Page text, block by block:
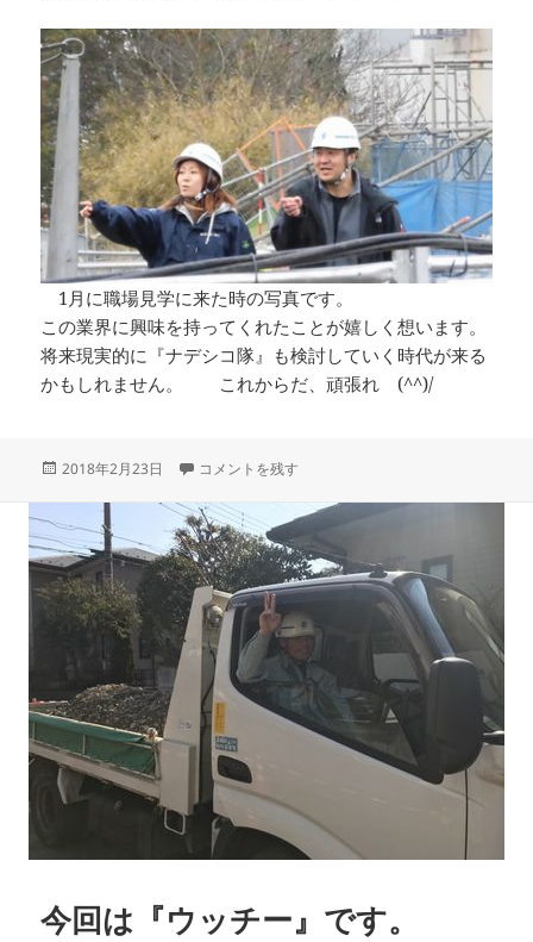
1月に職場見学に来た時の写真です。
この業界に興味を持ってくれたことが嬉しく想います。
将来現実的に『ナデシコ隊』も検討していく時代が来る
かもしれません。 これからだ、頑張れ (^^)/
投
2018年2月23日 新入社員の『SYOU子』です に
コメントを残す
今回は『ウッチー』です。